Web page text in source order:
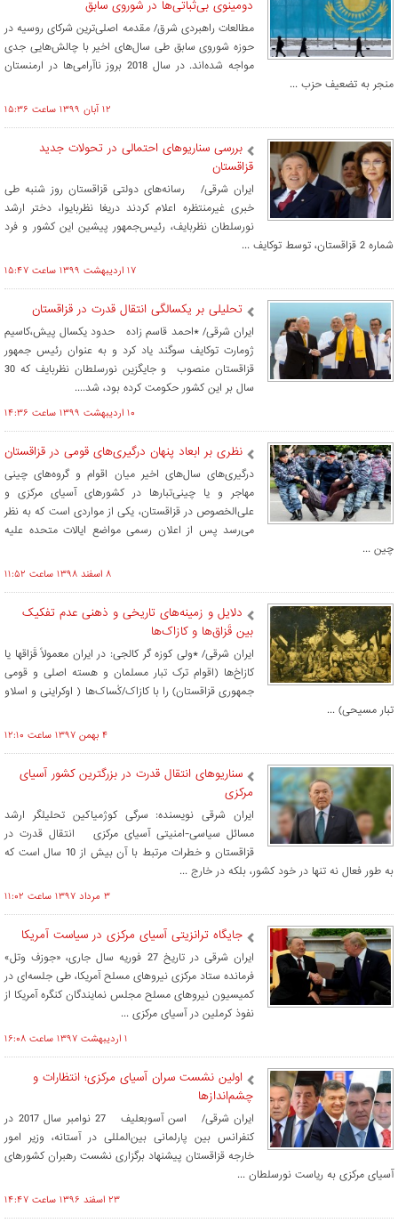
دومینوی بی‌ثباتی‌ها در شوروی سابق
مطالعات راهبردی شرق/ مقدمه اصلی‌ترین شرکای روسیه در
حوزه شوروی سابق طی سال‌های اخیر با چالش‌هایی جدی
مواجه شده‌اند. در سال 2018 بروز ناآرامی‌ها در ارمنستان
منجر به تضعیف حزب ...
۱۲ آبان ۱۳۹۹ ساعت ۱۵:۳۶
بررسی سناریوهای احتمالی در تحولات جدید
قزاقستان
ایران شرقی/ رسانه‌های دولتی قزاقستان روز شنبه طی
خبری غیرمنتظره اعلام کردند دریغا نظربایوا، دختر ارشد
نورسلطان نظربایف، رئیس‌جمهور پیشین این کشور و فرد
شماره 2 قزاقستان، توسط توکایف ...
۱۷ ارديبهشت ۱۳۹۹ ساعت ۱۵:۴۷
تحلیلی بر یکسالگی انتقال قدرت در قزاقستان
ایران شرقی/ *احمد قاسم زاده حدود یکسال پیش،کاسیم
ژومارت توکایف سوگند یاد کرد و به عنوان رئیس جمهور
قزاقستان منصوب و جایگزین نورسلطان نظربایف که 30
سال بر این کشور حکومت کرده بود، شد....
۱۰ ارديبهشت ۱۳۹۹ ساعت ۱۴:۳۶
نظری بر ابعاد پنهان درگیری‌های قومی در قزاقستان
درگیری‌های سال‌های اخیر میان اقوام و گروه‌های چینی
مهاجر و یا چینی‌تبارها در کشورهای آسیای مرکزی و
علی‌الخصوص در قزاقستان، یکی از مواردی است که به نظر
می‌رسد پس از اعلان رسمی مواضع ایالات متحده علیه
چین ...
۸ اسفند ۱۳۹۸ ساعت ۱۱:۵۲
دلایل و زمینه‌های تاریخی و ذهنی عدم تفکیک
بین قَزاق‌ها و کازاک‌ها
ایران شرقی/ *ولی کوزه گر کالجی: در ایران معمولاً قَزاق­ها یا
کازاخ‌ها (اقوام ترک تبار مسلمان و هسته اصلی و قومی
جمهوری قزاقستان) را با کازاک/کُساک‌ها ( اوکراینی و اسلاو
تبار مسیحی) ...
۴ بهمن ۱۳۹۷ ساعت ۱۲:۱۰
سناریوهای انتقال قدرت در بزرگترین کشور آسیای
مرکزی
ایران شرقی نویسنده: سرگی کوژمیاکین تحلیلگر ارشد
مسائل سیاسی-امنیتی آسیای مرکزی انتقال قدرت در
قزاقستان و خطرات مرتبط با آن بیش از 10 سال است که
به طور فعال نه تنها در خود کشور، بلکه در خارج ...
۳ مرداد ۱۳۹۷ ساعت ۱۱:۰۲
جایگاه ترانزیتی آسیای مرکزی در سیاست آمریکا
ایران شرقی در تاریخ 27 فوریه سال جاری، «جوزف وتل»
فرمانده ستاد مرکزی نیروهای مسلح آمریکا، طی جلسه‌ای در
کمیسیون نیروهای مسلح مجلس نمایندگان کنگره آمریکا از
نفوذ کرملین در آسیای مرکزی ...
۱ ارديبهشت ۱۳۹۷ ساعت ۱۶:۰۸
اولین نشست سران آسیای مرکزی؛ انتظارات و
چشم‌اندازها
ایران شرقی/ اسن آسوبعلیف 27 نوامبر سال 2017 در
کنفرانس بین پارلمانی بین‌المللی در آستانه، وزیر امور
خارجه قزاقستان پیشنهاد برگزاری نشست رهبران کشورهای
آسیای مرکزی به ریاست نورسلطان ...
۲۳ اسفند ۱۳۹۶ ساعت ۱۴:۴۷